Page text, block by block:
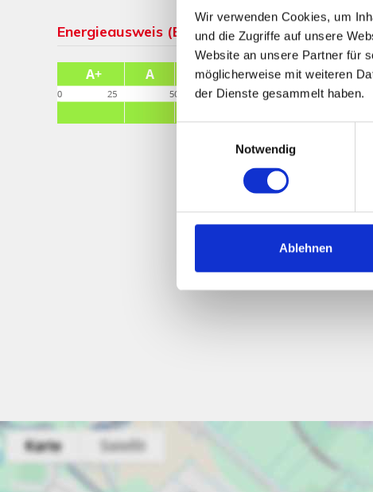
Wir verwenden Cookies, um
und die Zugriffe auf unsere
Website an unsere Partner für
möglicherweise mit weiteren
der Dienste gesammelt haben.
Notwendig
Ablehnen
Energieausweis (Bedarfsausweis)